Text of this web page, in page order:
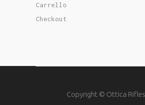
Carrello
Checkout
Copyright © Ottica